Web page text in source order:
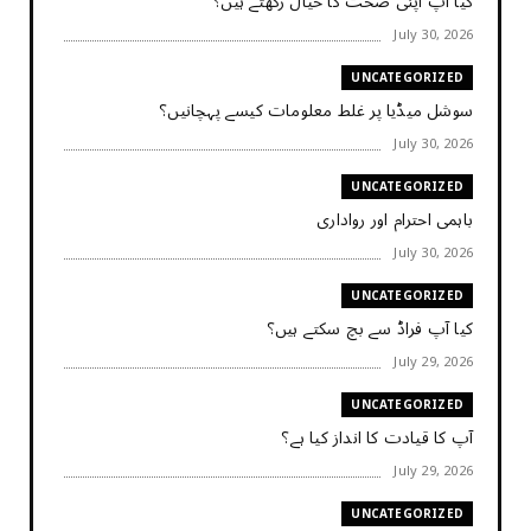
July 30, 2026
UNCATEGORIZED
سوشل میڈیا پر غلط معلومات کیسے پہچانیں؟
July 30, 2026
UNCATEGORIZED
باہمی احترام اور رواداری
July 30, 2026
UNCATEGORIZED
کیا آپ فراڈ سے بچ سکتے ہیں؟
July 29, 2026
UNCATEGORIZED
آپ کا قیادت کا انداز کیا ہے؟
July 29, 2026
UNCATEGORIZED